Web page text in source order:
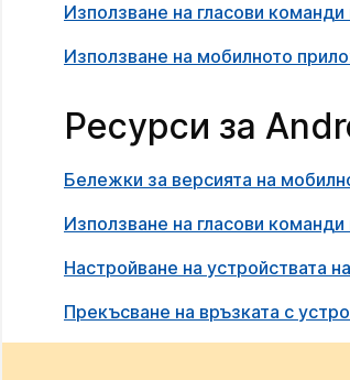
Използване на гласови
Използване на мобилното
Ресурси за
Бележки за версията на
Използване на гласови
Настройване на устройствата
Прекъсване на връзката с